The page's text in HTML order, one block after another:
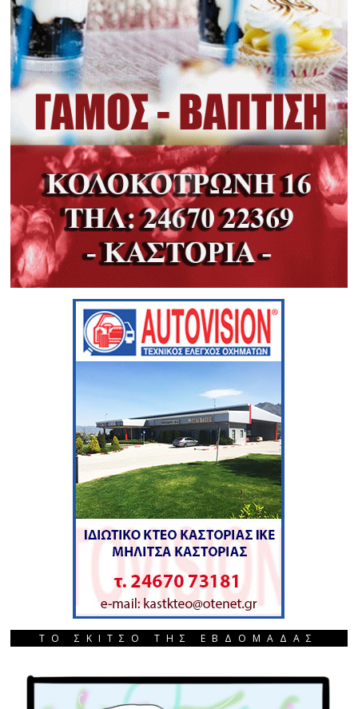
ΤΟ ΣΚΙΤΣΟ ΤΗΣ ΕΒΔΟΜΑΔΑΣ